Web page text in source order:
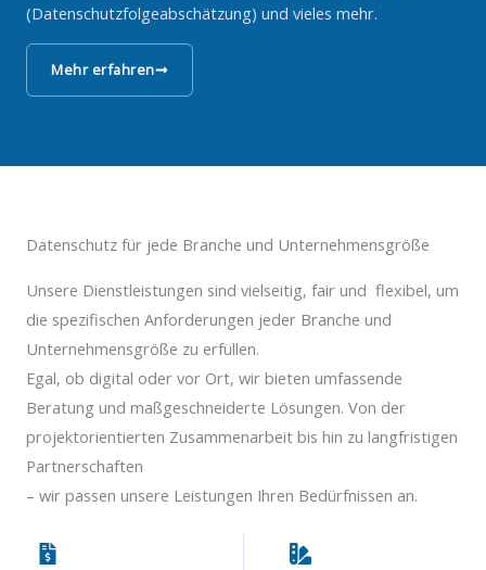
(Datenschutzfolgeabschätzung) und vieles mehr.
Mehr erfahren
Datenschutz für jede Branche und Unternehmensgröße
Unsere Dienstleistungen sind vielseitig, fair und flexibel, um
die spezifischen Anforderungen jeder Branche und
Unternehmensgröße zu erfüllen.
Egal, ob digital oder vor Ort, wir bieten umfassende
Beratung und maßgeschneiderte Lösungen. Von der
projektorientierten Zusammenarbeit bis hin zu langfristigen
Partnerschaften
– wir passen unsere Leistungen Ihren Bedürfnissen an.